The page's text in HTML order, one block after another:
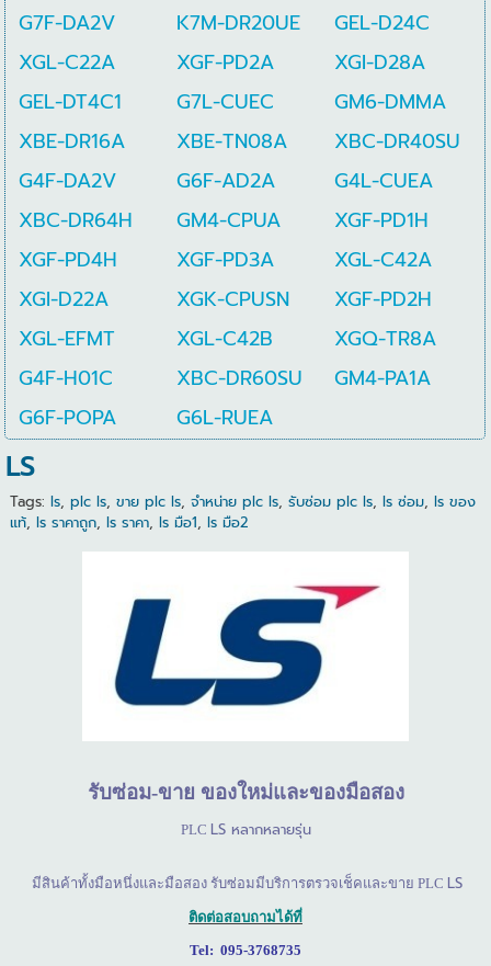
G7F-DA2V
K7M-DR20UE
GEL-D24C
XGL-C22A
XGF-PD2A
XGI-D28A
GEL-DT4C1
G7L-CUEC
GM6-DMMA
XBE-DR16A
XBE-TN08A
XBC-DR40SU
G4F-DA2V
G6F-AD2A
G4L-CUEA
XBC-DR64H
GM4-CPUA
XGF-PD1H
XGF-PD4H
XGF-PD3A
XGL-C42A
XGI-D22A
XGK-CPUSN
XGF-PD2H
XGL-EFMT
XGL-C42B
XGQ-TR8A
G4F-H01C
XBC-DR60SU
GM4-PA1A
G6F-POPA
G6L-RUEA
LS
Tags: ls, plc ls, ขาย plc ls, จำหน่าย plc ls, รับซ่อม plc ls, ls ซ่อม, ls ของ
แท้, ls ราคาถูก, ls ราคา, ls มือ1, ls มือ2
รับซ่อม-ขาย ของใหม่และของมือสอง
PLC LS หลากหลายรุ่น
มีสินค้าทั้งมือหนึ่งและมือสอง รับซ่อมมีบริการตรวจเช็คและขาย PLC LS
ติดต่อสอบถามได้ที่
Tel: 095-3768735